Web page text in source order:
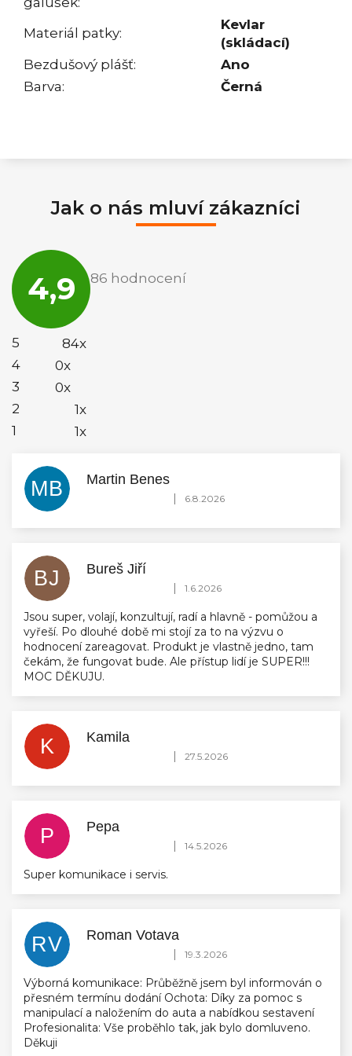
Materiál patky:
Kevlar
(skládací)
Bezdušový plášť:
Ano
Barva: Černá
Jak o nás mluví zákazníci
4,9
obchodu
je
86 hodnocení
5
84x
4
0x
3
0x
2
1x
1
1x
MB Martin Benes
Hodnocení obchodu je 5 z 5 hvězdiček.
| 6.8.2026
BJ Bureš Jiří
Hodnocení obchodu je 5 z 5 hvězdiček.
| 1.6.2026
Jsou super, volají, konzultují, radí a hlavně - pomůžou a
vyřeší. Po dlouhé době mi stojí za to na výzvu o
hodnocení zareagovat. Produkt je vlastně jedno, tam
čekám, že fungovat bude. Ale přístup lidí je SUPER!!!
MOC DĚKUJU.
K Kamila
Hodnocení obchodu je 5 z 5 hvězdiček.
| 27.5.2026
P Pepa
Hodnocení obchodu je 5 z 5 hvězdiček.
| 14.5.2026
Super komunikace i servis.
RV Roman Votava
Hodnocení obchodu je 5 z 5 hvězdiček.
| 19.3.2026
Výborná komunikace: Průběžně jsem byl informován o
přesném termínu dodání Ochota: Díky za pomoc s
manipulací a naložením do auta a nabídkou sestavení
Profesionalita: Vše proběhlo tak, jak bylo domluveno.
Děkuji